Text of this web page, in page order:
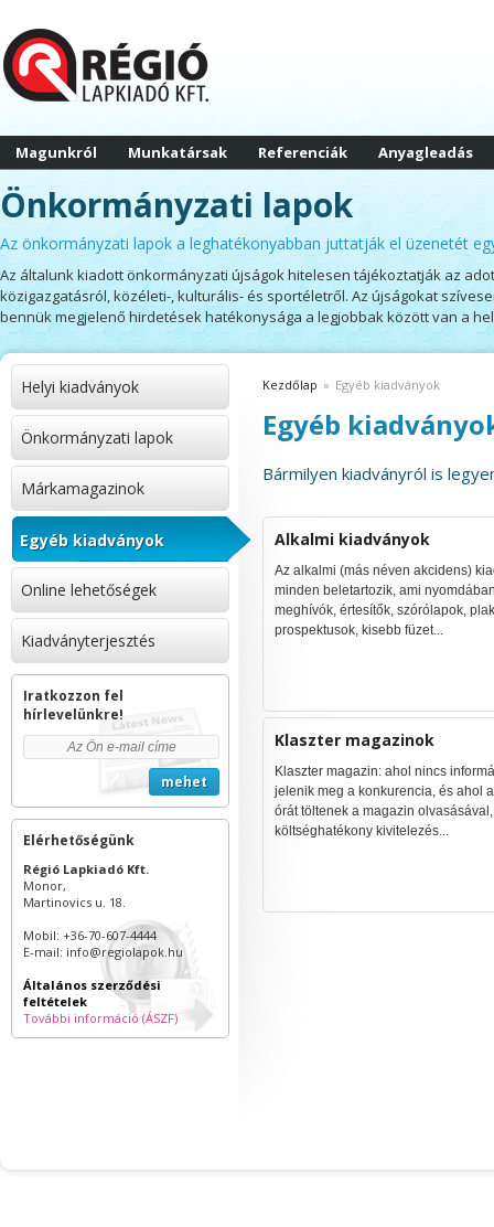
Magunkról Munkatársak Referenciák Anyagleadás
Önkormányzati lapok
Az önkormányzati lapok a leghatékonyabban juttatják el üzenetét
Az általunk kiadott önkormányzati újságok hitelesen tájékoztatják az
közigazgatásról, közéleti-, kulturális- és sportéletről. Az újságokat
bennük megjelenő hirdetések hatékonysága a legjobbak között van a
Kezdőlap » Egyéb kiadványok
Egyéb
Bármilyen kiadványról is
Alkalmi kiadványok
Az alkalmi (más néven akcidens)
minden beletartozik, ami
meghívók, értesítők, szórólapok,
prospektusok, kisebb füzet...
Klaszter magazinok
Klaszter magazin: ahol nincs
jelenik meg a konkurencia, és ahol
órát töltenek a magazin
költséghatékony kivitelezés...
Helyi kiadványok
Önkormányzati lapok
Márkamagazinok
Egyéb kiadványok
Online lehetőségek
Kiadványterjesztés
Iratkozzon fel
hírlevelünkre!
Elérhetőségünk
Régió Lapkiadó Kft.
Monor,
Martinovics u. 18.
Mobil: +36-70-607-4444
E-mail: info@regiolapok.hu
Általános szerződési
feltételek
További információ (ÁSZF)